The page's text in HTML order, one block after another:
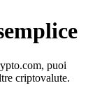
puoi
criptovalute.